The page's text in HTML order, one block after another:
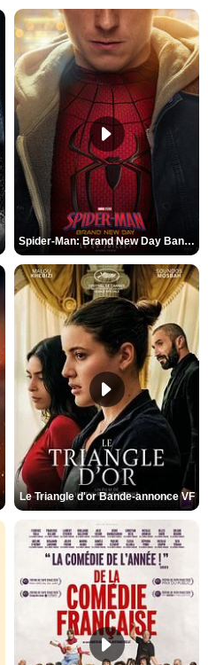
Spider-Man: Brand New Day Bande-annonce VO STFR
Le Triangle d'or Bande-annonce VF